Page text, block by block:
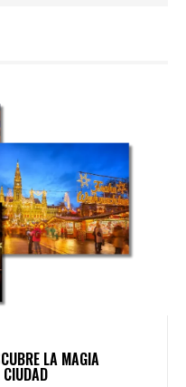
LA MAGIA
CIUDAD